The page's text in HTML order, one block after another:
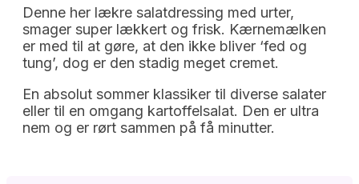
Denne her lækre salatdressing med urter,
smager super lækkert og frisk. Kærnemælken
er med til at gøre, at den ikke bliver ‘fed og
tung’, dog er den stadig meget cremet.
En absolut sommer klassiker til diverse salater
eller til en omgang kartoffelsalat. Den er ultra
nem og er rørt sammen på få minutter.